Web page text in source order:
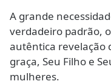
A grande
verdadeiro padrão,
autêntica revelação
graça, Seu Filho e
mulheres.